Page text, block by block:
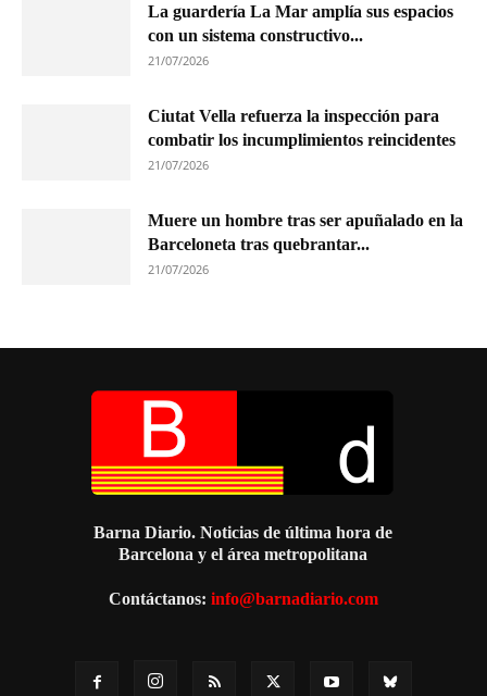
La guardería La Mar amplía sus espacios
con un sistema constructivo...
21/07/2026
Ciutat Vella refuerza la inspección para
combatir los incumplimientos reincidentes
21/07/2026
Muere un hombre tras ser apuñalado en la
Barceloneta tras quebrantar...
21/07/2026
Barna Diario. Noticias de última hora de
Barcelona y el área metropolitana
Contáctanos: info@barnadiario.com